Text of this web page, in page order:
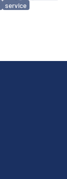
service